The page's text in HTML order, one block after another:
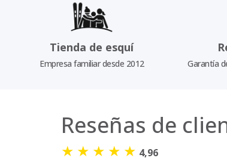
Tienda de esquí
Empresa familiar desde 2012 Garantía
Reseñas de
★ ★ ★ ★ ★ 4,96